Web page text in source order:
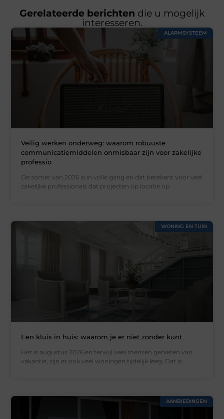
Gerelateerde berichten die u mogelijk
interesseren.
ALARMSYSTEEM
Veilig werken onderweg: waarom robuuste
communicatiemiddelen onmisbaar zijn voor zakelijke
professio
De zomer van 2026 is in volle gang en dat betekent voor veel
zakelijke professionals dat projecten op locatie op
WONING EN TUIN
Een kluis in huis: waarom je er niet zonder kunt
Het is augustus 2026 en terwijl veel mensen genieten van
vakantie, zijn er ook veel woningen tijdelijk leeg. Dat is
AANBIEDINGEN